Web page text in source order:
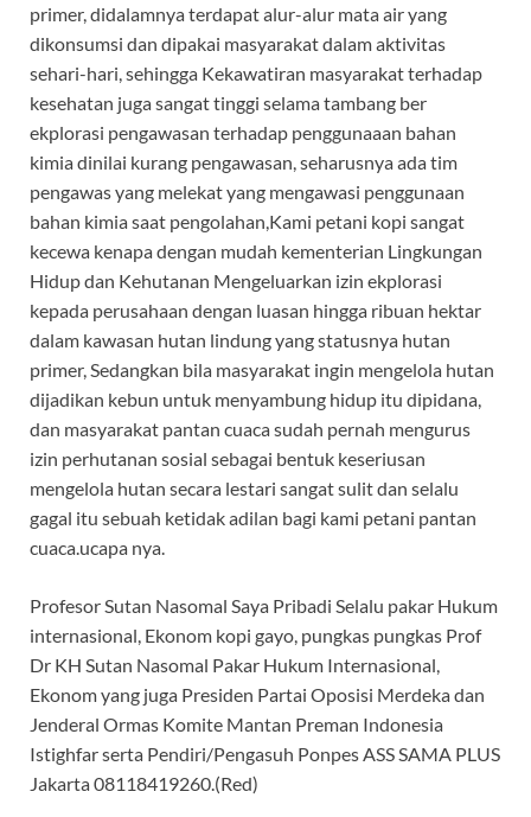
primer, didalamnya terdapat alur-alur mata air yang
dikonsumsi dan dipakai masyarakat dalam aktivitas
sehari-hari, sehingga Kekawatiran masyarakat terhadap
kesehatan juga sangat tinggi selama tambang ber
ekplorasi pengawasan terhadap penggunaaan bahan
kimia dinilai kurang pengawasan, seharusnya ada tim
pengawas yang melekat yang mengawasi penggunaan
bahan kimia saat pengolahan,Kami petani kopi sangat
kecewa kenapa dengan mudah kementerian Lingkungan
Hidup dan Kehutanan Mengeluarkan izin ekplorasi
kepada perusahaan dengan luasan hingga ribuan hektar
dalam kawasan hutan lindung yang statusnya hutan
primer, Sedangkan bila masyarakat ingin mengelola hutan
dijadikan kebun untuk menyambung hidup itu dipidana,
dan masyarakat pantan cuaca sudah pernah mengurus
izin perhutanan sosial sebagai bentuk keseriusan
mengelola hutan secara lestari sangat sulit dan selalu
gagal itu sebuah ketidak adilan bagi kami petani pantan
cuaca.ucapa nya.
Profesor Sutan Nasomal Saya Pribadi Selalu pakar Hukum
internasional, Ekonom kopi gayo, pungkas pungkas Prof
Dr KH Sutan Nasomal Pakar Hukum Internasional,
Ekonom yang juga Presiden Partai Oposisi Merdeka dan
Jenderal Ormas Komite Mantan Preman Indonesia
Istighfar serta Pendiri/Pengasuh Ponpes ASS SAMA PLUS
Jakarta 08118419260.(Red)